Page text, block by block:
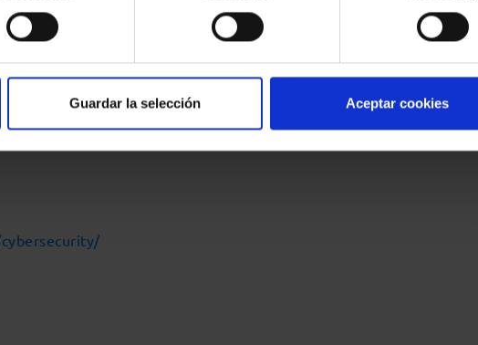
Guardar la selección Aceptar cookies
crear un ciberespacio abierto y seguro puede
digitales entre los ciudadanos